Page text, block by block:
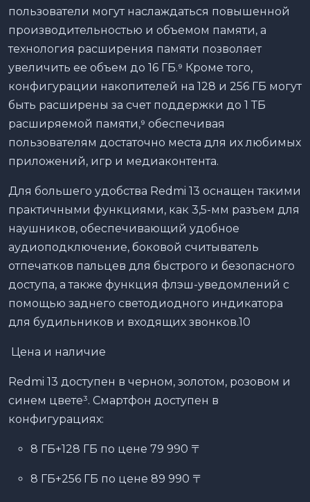
пользователи могут наслаждаться повышенной
производительностью и объемом памяти, а
технология расширения памяти позволяет
увеличить ее объем до 16 ГБ.⁹ Кроме того,
конфигурации накопителей на 128 и 256 ГБ могут
быть расширены за счет поддержки до 1 ТБ
расширяемой памяти,⁹ обеспечивая
пользователям достаточно места для их любимых
приложений, игр и медиаконтента.
Для большего удобства Redmi 13 оснащен такими
практичными функциями, как 3,5-мм разъем для
наушников, обеспечивающий удобное
аудиоподключение, боковой считыватель
отпечатков пальцев для быстрого и безопасного
доступа, а также функция флэш-уведомлений с
помощью заднего светодиодного индикатора
для будильников и входящих звонков.10
Цена и наличие
Redmi 13 доступен в черном, золотом, розовом и
синем цвете³. Смартфон доступен в
конфигурациях:
8 ГБ+128 ГБ по цене 79 990 〒
8 ГБ+256 ГБ по цене 89 990 〒